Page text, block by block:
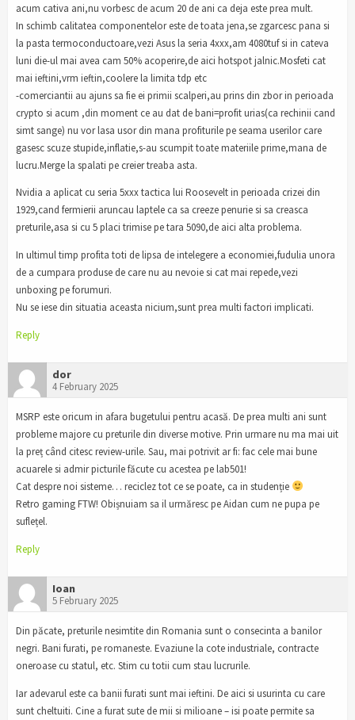
acum cativa ani,nu vorbesc de acum 20 de ani ca deja este prea mult.
In schimb calitatea componentelor este de toata jena,se zgarcesc pana si
la pasta termoconductoare,vezi Asus la seria 4xxx,am 4080tuf si in cateva
luni die-ul mai avea cam 50% acoperire,de aici hotspot jalnic.Mosfeti cat
mai ieftini,vrm ieftin,coolere la limita tdp etc
-comerciantii au ajuns sa fie ei primii scalperi,au prins din zbor in perioada
crypto si acum ,din moment ce au dat de bani=profit urias(ca rechinii cand
simt sange) nu vor lasa usor din mana profiturile pe seama userilor care
gasesc scuze stupide,inflatie,s-au scumpit toate materiile prime,mana de
lucru.Merge la spalati pe creier treaba asta.
Nvidia a aplicat cu seria 5xxx tactica lui Roosevelt in perioada crizei din
1929,cand fermierii aruncau laptele ca sa creeze penurie si sa creasca
preturile,asa si cu 5 placi trimise pe tara 5090,de aici alta problema.
In ultimul timp profita toti de lipsa de intelegere a economiei,fudulia unora
de a cumpara produse de care nu au nevoie si cat mai repede,vezi
unboxing pe forumuri.
Nu se iese din situatia aceasta nicium,sunt prea multi factori implicati.
Reply
dor
4 February 2025
MSRP este oricum in afara bugetului pentru acasă. De prea multi ani sunt
probleme majore cu preturile din diverse motive. Prin urmare nu ma mai uit
la preț când citesc review-urile. Sau, mai potrivit ar fi: fac cele mai bune
acuarele si admir picturile făcute cu acestea pe lab501!
Cat despre noi sisteme… reciclez tot ce se poate, ca in studenție
Retro gaming FTW! Obișnuiam sa il urmăresc pe Aidan cum ne pupa pe
suflețel.
Reply
Ioan
5 February 2025
Din păcate, preturile nesimtite din Romania sunt o consecinta a banilor
negri. Bani furati, pe romaneste. Evaziune la cote industriale, contracte
oneroase cu statul, etc. Stim cu totii cum stau lucrurile.
Iar adevarul este ca banii furati sunt mai ieftini. De aici si usurinta cu care
sunt cheltuiti. Cine a furat sute de mii si milioane – isi poate permite sa